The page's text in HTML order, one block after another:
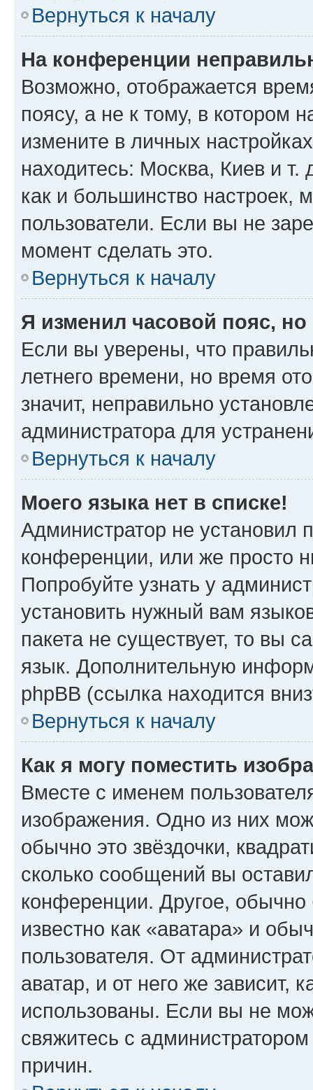
Вернуться к началу
На конференции
Возможно, отображается
поясу, а не к тому, в котором
измените в личных
находитесь: Москва, Киев и т.
как и большинство настроек,
пользователи. Если вы не
момент сделать это.
Вернуться к началу
Я изменил часовой пояс,
Если вы уверены, что
летнего времени, но время
значит, неправильно
администратора для
Вернуться к началу
Моего языка нет в списке!
Администратор не установил
конференции, или же просто
Попробуйте узнать у
установить нужный вам
пакета не существует, то вы
язык. Дополнительную
phpBB (ссылка находится
Вернуться к началу
Как я могу поместить
Вместе с именем
изображения. Одно из них
обычно это звёздочки,
сколько сообщений вы
конференции. Другое,
известно как «аватара» и
пользователя. От
аватар, и от него же зависит,
использованы. Если вы не
свяжитесь с
причин.